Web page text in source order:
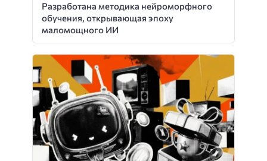
Разработана методика нейроморфного
обучения, открывающая эпоху
маломощного ИИ